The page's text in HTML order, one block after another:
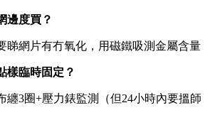
邊度買？
睇網片有冇氧化，用磁鐵吸測金屬含量
樣臨時固定？
纏3圈+壓力錶監測（但24小時內要搵師